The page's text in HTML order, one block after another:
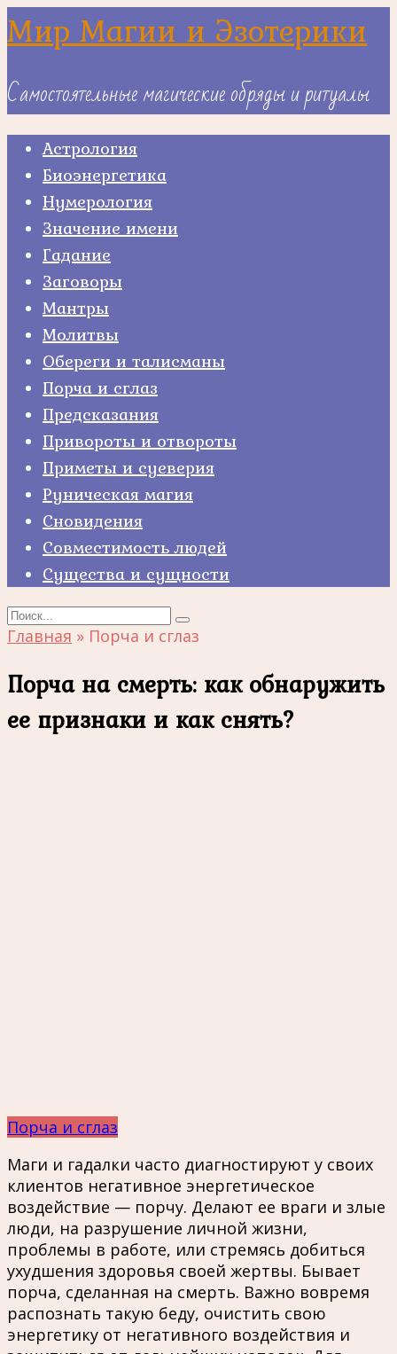
Skip
to
Мир Магии и Эзотерики
Самостоятельные магические обряды и ритуалы
Астрология
Биоэнергетика
Нумерология
Значение имени
Гадание
Заговоры
Мантры
Молитвы
Обереги и талисманы
Порча и сглаз
Предсказания
Привороты и отвороты
Приметы и суеверия
Руническая магия
Сновидения
Совместимость людей
Существа и сущности
Search
for:
Главная » Порча и сглаз
Порча на смерть: как обнаружить
ее признаки и как снять?
Порча и сглаз
Маги и гадалки часто диагностируют у своих
клиентов негативное энергетическое
воздействие — порчу. Делают ее враги и злые
люди, на разрушение личной жизни,
проблемы в работе, или стремясь добиться
ухудшения здоровья своей жертвы. Бывает
порча, сделанная на смерть. Важно вовремя
распознать такую беду, очистить свою
энергетику от негативного воздействия и